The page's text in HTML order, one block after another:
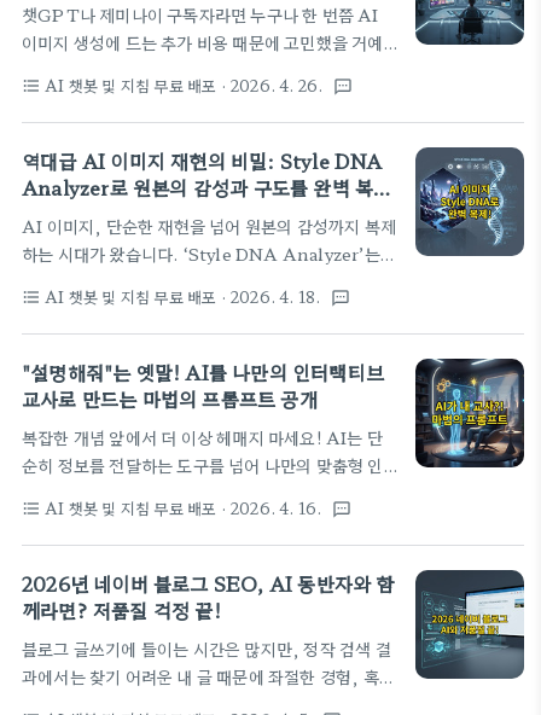
다. 분명히 "이런 느낌!" 하고 감은 오는데, 막상
Suno Style 입력창 앞에만 서면 손가락이 멈추곤 하
죠. "잔잔한 인디 노래는 뭐라고 써야 하지?", "한국
말이에요.결..
챗GPT나 제미나이 구독자라면 누구나 한 번쯤 AI
이미지 생성에 드는 추가 비용 때문에 고민했을 거예
포스팅에서는 API 요금 걱정 없이 무제한으로 AI 이
미지를 뽑아낼 수 있는 혁신적인 도구, '이마지파크'의
모든 것을 파헤쳐 봅니다. 설치부터 실전 활용 팁까지,
여러분의 콘텐츠 제작 워크플로우를 한 단계 업그레이
장, 혹은 소셜 미디어용 이미지 꾸러미를 만들 때마다
추가 비용이 발생했던 경험, 혹시 있으신가요? 챗
GPT 플러스나 제미나이 AI 프로 구독료도 만만치
완전히 없애고, 여러분..
format_list_bulleted AI 챗봇 및 지침 무료 배포 · 2026. 4. 26. textsms
역대급 AI 이미지 재현의 비밀: Style DNA
Analyzer로 원본의 감성과 구도를 완벽 복제
하기
AI 이미지, 단순한 재현을 넘어 원본의 감성까지 복제
하는 시대가 왔습니다. ‘Style DNA Analyzer’는
프트를 생성하고, 이를 활용해 나만의 AI 이미지 갤러
리 사이트까지 구축하는 비법을 2026년 최신 기술로
알려드립니다. 예술적 영감과 기술적 실현, 그 모든 것
을 이 글에서 만나보세요! 혹시 AI로 만든 ‘인생 이미
의 그 감동적인 구도, 조명, 색감이 재현되지 않아서
답답했던 경험 없으신가요? 저도 정말 여러 번 겪었던
일이라 그 마음을 누구보다 잘 이해합니다. 우리가 놓
를 ..
format_list_bulleted AI 챗봇 및 지침 무료 배포 · 2026. 4. 18. textsms
"설명해줘"는 옛말! AI를 나만의 인터랙티브
교사로 만드는 마법의 프롬프트 공개
복잡한 개념 앞에서 더 이상 헤매지 마세요! AI는 단
순히 정보를 전달하는 도구를 넘어 나만의 맞춤형 인
줘"는 옛말이 된 시대, AI에게 스스로 가르치고 시각
화하며 피드백을 주도록 만드는 마법 같은 프롬프트를
공개합니다. 학습 효율을 극대화하는 비법을 지금 바
로 확인해 보세요!🎓 "설명해줘"는 옛말! AI를 나만
개"어려운 걸 누군가에게 가르칠 수 있게 된다면, 비
로소 그 개념을 이해한 것이다." — 리처드 파인만.
format_list_bulleted AI 챗봇 및 지침 무료 배포 · 2026. 4. 16. textsms
2026년 네이버 블로그 SEO, AI 동반자와 함
께라면? 저품질 걱정 끝!
블로그 글쓰기에 들이는 시간은 많지만, 정작 검색 결
과에서는 찾기 어려운 내 글 때문에 좌절한 경험, 혹시